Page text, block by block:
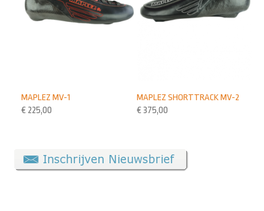
MAPLEZ SHORTTRACK MV-2
€ 375,00
MAPLEZ MV-1
€ 225,00